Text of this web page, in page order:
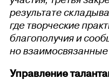
результате
где творческие
благополучия и
но
Управление